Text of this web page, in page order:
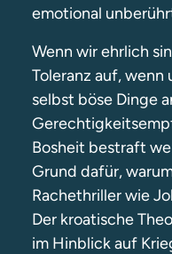
emotional
Wenn wir ehrlich
Toleranz auf, wenn
selbst böse Dinge
Bosheit bestraft
Grund dafür,
Rachethriller wie
Der kroatische
im Hinblick auf